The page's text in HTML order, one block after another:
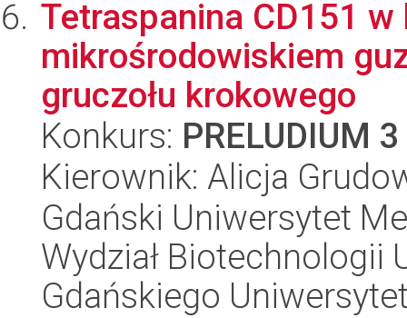
Tetraspanina CD151
mikrośrodowiskiem
gruczołu krokowego
Konkurs: PRELUDIUM 3
Kierownik: Alicja
Gdański Uniwersytet
Wydział Biotechnologii
Gdańskiego